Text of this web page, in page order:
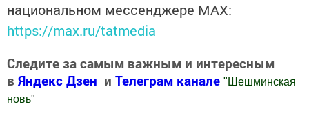
национальном мессенджере MАХ:
https://max.ru/tatmedia
Следите за самым важным и интересным
в Яндекс Дзен и Телеграм канале "Шешминская
новь"